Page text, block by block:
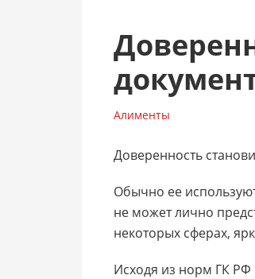
Алименты
Доверенность
Обычно ее
не может лично
некоторых сферах,
Исходя из норм ГК РФ